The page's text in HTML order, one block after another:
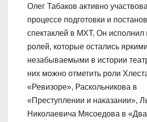
Олег Табаков активно
процессе подготовки и
спектаклей в МХТ. Он исполнил
ролей, которые остались
незабываемыми в истории
них можно отметить роли
«Ревизоре», Раскольникова в
«Преступлении и наказании»,
Николаевича Мясоедова в